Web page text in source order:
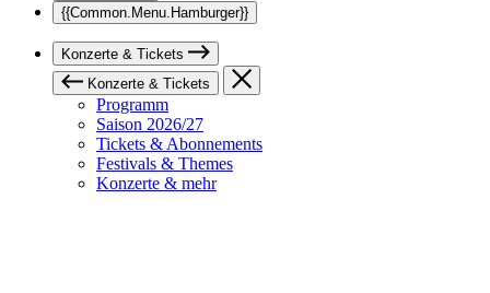
{{Common.Menu.Hamburger}}
Konzerte & Tickets
Konzerte & Tickets
Programm
Saison 2026/27
Tickets & Abonnements
Festivals & Themes
Konzerte & mehr